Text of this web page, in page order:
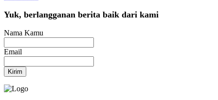
Yuk, berlangganan berita baik dari kami
Nama Kamu
Email
Kirim